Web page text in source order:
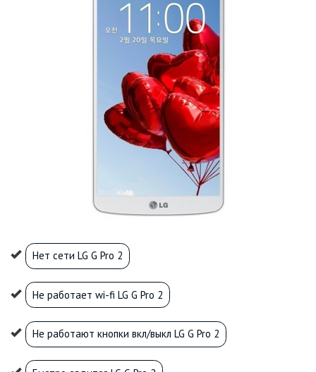
Нет сети LG G Pro 2
Не работает wi-fi LG G Pro 2
Не работают кнопки вкл/выкл LG G Pro 2